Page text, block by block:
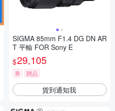
SIGMA 85mm F1.4 DG DN AR
T 平輸 FOR Sony E
$29,105
券 贈品
貨到通知我